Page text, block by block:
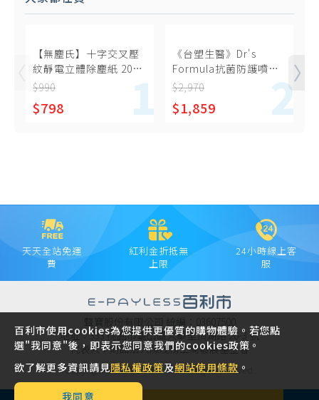
【無塵氏】十字交叉壓
紋靜電立體除塵紙 20枚
x24包
$990
$798
《台塑生醫》Dr's
Formula抗菌防護噴霧
大瓶裝補充瓶(1kg)*3入
$2,970
$1,859
天天全站免運
費
紅利金折抵無
上限
24小時線上客
服
聲寶股份有限公司 統編：03607500
地址：333 桃園市龜山區大華里頂湖路 26-3 號
代表人：財團法人陳茂榜工商發展基金會
Copyright © 2021 SAMPO INC. All rights reserved.
百利市使用cookies為您提供更優質的購物體驗。若您點
選"我同意"後，即表示您同意我們的cookies政策。
欲了解更多資訊請見隱私權政策及網站使用條款 。
我同意